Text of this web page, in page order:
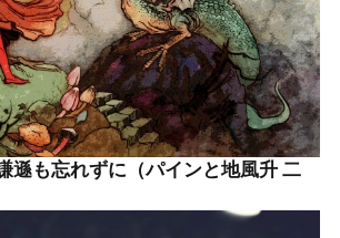
遜も忘れずに（パインと地風升 二